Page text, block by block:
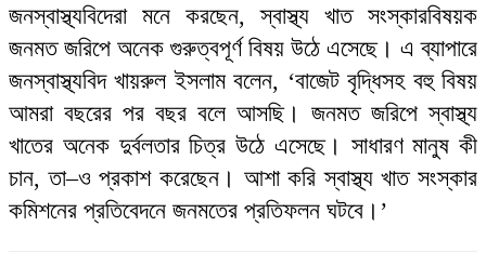
জনস্বাস্থ্যবিদেরা মনে করছেন, স্বাস্থ্য খাত সংস্কারবিষয়ক
জনমত জরিপে অনেক গুরুত্বপূর্ণ বিষয় উঠে এসেছে। এ ব্যাপারে
জনস্বাস্থ্যবিদ খায়রুল ইসলাম বলেন, ‘বাজেট বৃদ্ধিসহ বহু বিষয়
আমরা বছরের পর বছর বলে আসছি। জনমত জরিপে স্বাস্থ্য
খাতের অনেক দুর্বলতার চিত্র উঠে এসেছে। সাধারণ মানুষ কী
চান, তা–ও প্রকাশ করেছেন। আশা করি স্বাস্থ্য খাত সংস্কার
কমিশনের প্রতিবেদনে জনমতের প্রতিফলন ঘটবে।’